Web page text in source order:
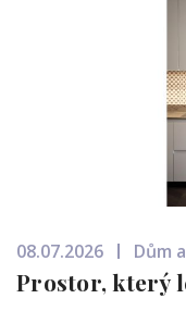
08.07.2026 Dům
Prostor, který